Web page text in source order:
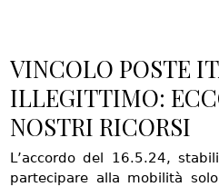
VINCOLO POSTE
ILLEGITTIMO:
NOSTRI RICORSI
L’accordo del 16.5.24,
partecipare alla mobilità